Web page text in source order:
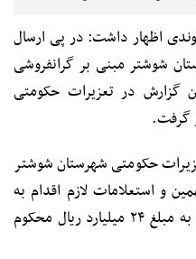
اظهار داشت: در پی ارسال
شوشتر مبنی بر گرانفروشی
گزارش در تعزیرات حکومتی
گرفت.
حکومتی شهرستان شوشتر
و استعلامات لازم اقدام به
صدور رای نمود و شرکت مذکور را به مبلغ ۲۴ میلیارد ریال محکوم